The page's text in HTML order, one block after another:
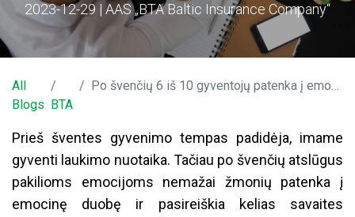
2023-12-29 | AAS „BTA Baltic Insurance Company“
All
Blogs
BTA
Po švenčių 6 iš 10 gyventojų patenka į emocinę duobę: kaip darbdavys gali palengvinti šią naštą?
Prieš šventes gyvenimo tempas padidėja, imame
gyventi laukimo nuotaika. Tačiau po švenčių atslūgus
pakilioms emocijoms nemažai žmonių patenka į
emocinę duobę ir pasireiškia kelias savaites